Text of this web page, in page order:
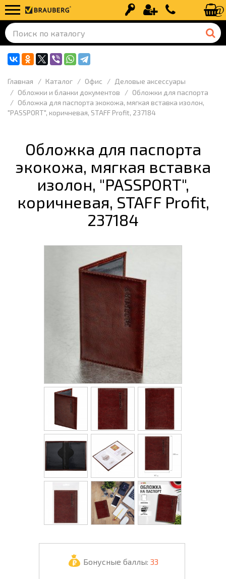
Вход Регистрация+7 (499) 110-
Главная Каталог Офис
Деловые аксессуары
Обложки и бланки документов
Обложки для паспорта
Обложка для паспорта экокожа, мягкая вставка изолон,
"PASSPORT", коричневая, STAFF Profit, 237184
Обложка для паспорта
экокожа, мягкая вставка
изолон, "PASSPORT",
коричневая, STAFF Profit,
237184
Бонусные баллы: 33